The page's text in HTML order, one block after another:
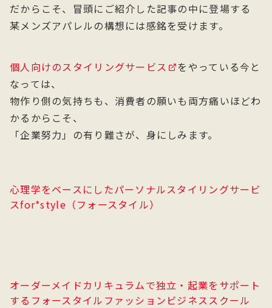
だからこそ、冒頭にご紹介した記事の中に登場する
某メンズアパレルの構想には感銘を受けます。
個人向けのスタイリングサービス
をやっている今と
なっては、
物作り側の気持ちも、消費者の願いも両方痛いほどわ
かるからこそ、
「企業努力」の有り難さが、身にしみます。
心理学をベースにしたパーソナルスタイリングサービ
スfor*style（フォースタイル）
オーダーメイドカリキュラムで独立・起業をサポート
するフォースタイルファッションビジネススクール